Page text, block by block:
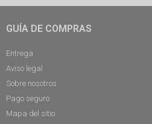
GUÍA DE COMPRAS
Entrega
Aviso legal
Sobre nosotros
Pago seguro
Mapa del sitio